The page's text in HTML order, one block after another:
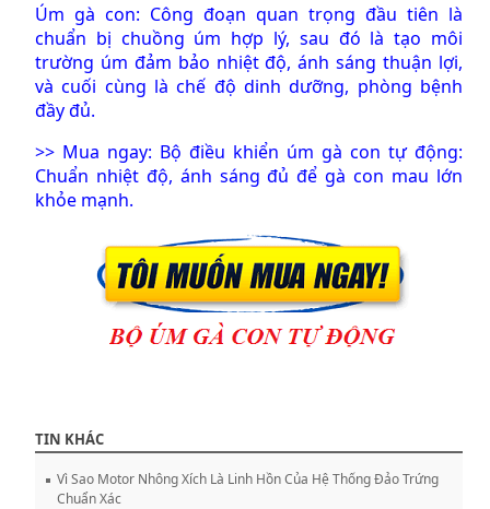
Úm gà con: Công đoạn quan trọng đầu tiên là
chuẩn bị chuồng úm hợp lý, sau đó là tạo môi
trường úm đảm bảo nhiệt độ, ánh sáng thuận lợi,
và cuối cùng là chế độ dinh dưỡng, phòng bệnh
đầy đủ.
>> Mua ngay: Bộ điều khiển úm gà con tự động:
Chuẩn nhiệt độ, ánh sáng đủ để gà con mau lớn
khỏe mạnh.
TIN KHÁC
Vì Sao Motor Nhông Xích Là Linh Hồn Của Hệ Thống Đảo Trứng
Chuẩn Xác